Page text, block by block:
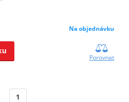
Na objednávku
Porovnat
1